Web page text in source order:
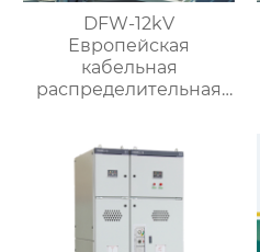
DFW-12kV
Европейская
кабельная
распределительная